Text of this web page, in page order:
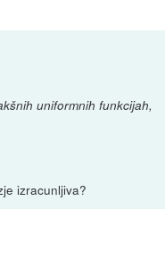
uniformnih funkcijah,
izracunljiva?